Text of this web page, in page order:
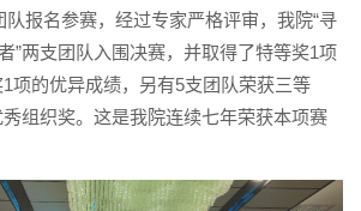
队报名参赛，经过专家严格评审，我院“寻
”两支团队入围决赛，并取得了特等奖1项
1项的优异成绩，另有5支团队荣获三等
组织奖。这是我院连续七年荣获本项赛